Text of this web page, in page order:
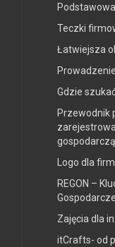
Teczki
Łatwiejsza
Gdzie
Przewodnik
Logo dla
REGON –
Zajęcia dla
itCrafts- od